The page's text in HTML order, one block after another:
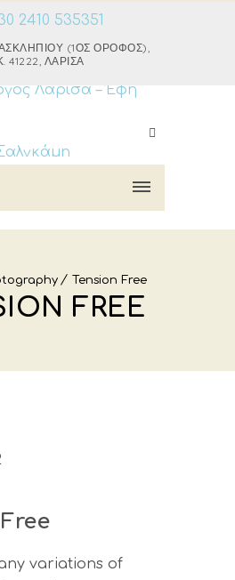
2410 535351
(1ΟΣ ΌΡΟΦΟΣ),
41222, ΛΆΡΙΣΑ
Tension Free
FREE
variations of